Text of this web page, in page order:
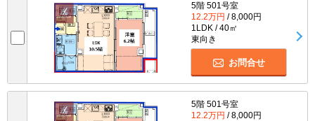
5階 501号室
12.2万円 / 8,000円
1LDK / 40㎡
東向き
お問合せ
5階 501号室
12.2万円 / 8,000円